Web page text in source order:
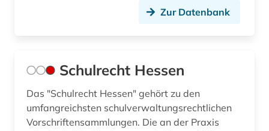
Zur Datenbank
Schulrecht Hessen
Das "Schulrecht Hessen" gehört zu den
umfangreichsten schulverwaltungsrechtlichen
Vorschriftensammlungen. Die an der Praxis